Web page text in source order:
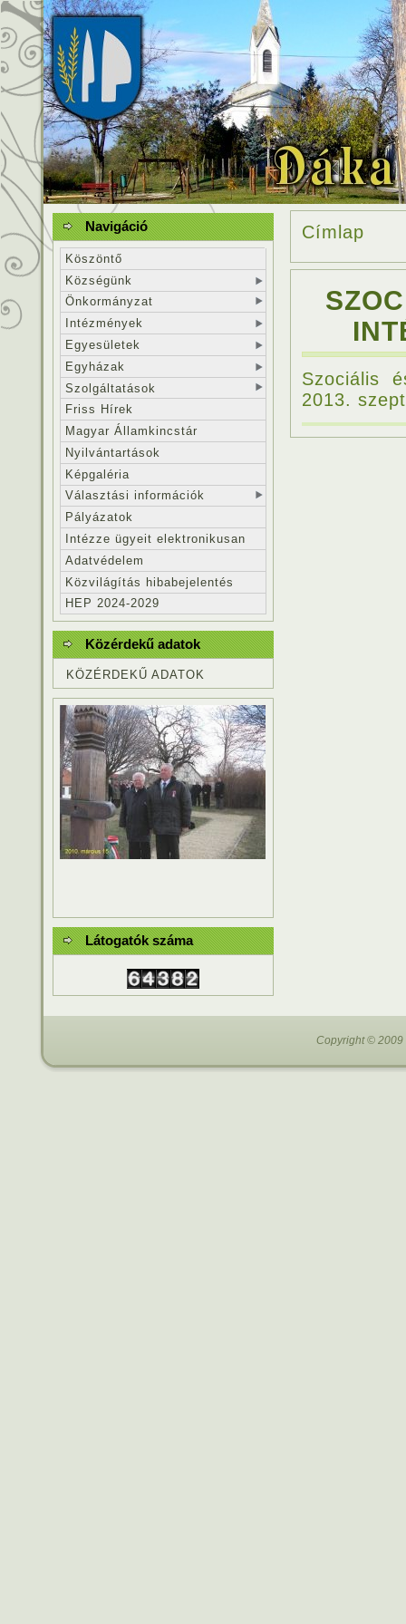
Címlap
Szociális
2013.
Navigáció
Köszöntő
Községünk
Önkormányzat
Intézmények
Egyesületek
Egyházak
Szolgáltatások
Friss Hírek
Magyar Államkincstár
Nyilvántartások
Képgaléria
Választási információk
Pályázatok
Intézze ügyeit elektronikusan
Adatvédelem
Közvilágítás hibabejelentés
HEP 2024-2029
Közérdekű adatok
KÖZÉRDEKŰ ADATOK
Látogatók száma
Copyright © 2009